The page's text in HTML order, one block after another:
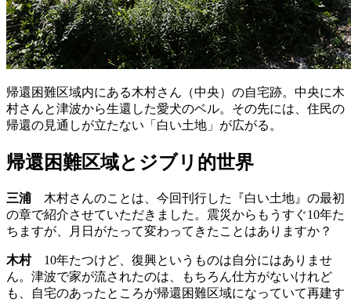
帰還困難区域内にある木村さん（中央）の自宅跡。中央に木
村さんと津波から生還した愛犬のベル。その先には、住民の
帰還の見通しが立たない「白い土地」が広がる。
帰還困難区域とジブリ的世界
三浦 木村さんのことは、今回刊行した『白い土地』の最初
の章で紹介させていただきました。震災からもうすぐ10年た
ちますが、月日がたって変わってきたことはありますか？
木村10年たつけど、復興というものは自分にはありませ
ん。津波で家が流されたのは、もちろん仕方がないけれど
も、自宅のあったところが帰還困難区域になっていて再建す